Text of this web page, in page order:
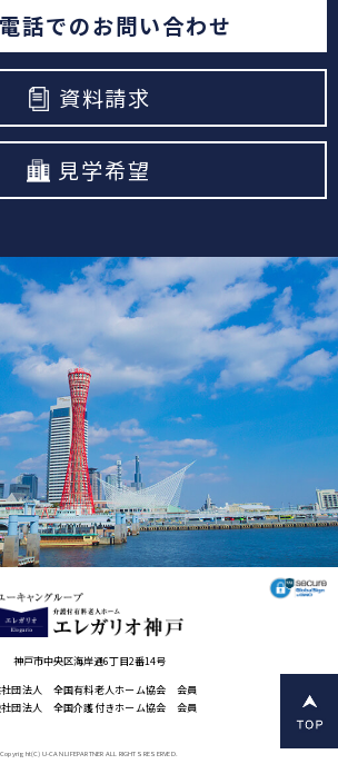
話でのお問い合わせ
資料請求
見学希望
神戸市中央区海岸通6丁目2番14号
社団法人 全国有料老人ホーム協会 会員
社団法人 全国介護付きホーム協会 会員
Copyright(C) U-CAN LIFEPARTNER ALL RIGHTS RESERVED.